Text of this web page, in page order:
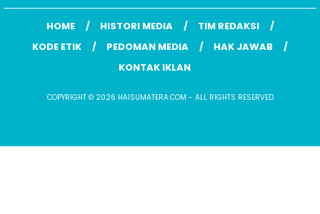
HOME HISTORI MEDIA
TIM REDAKSI
KODE ETIK
PEDOMAN MEDIA
HAK JAWAB
KONTAK IKLAN
COPYRIGHT © 2026 HAISUMATERA.COM - ALL RIGHTS RESERVED